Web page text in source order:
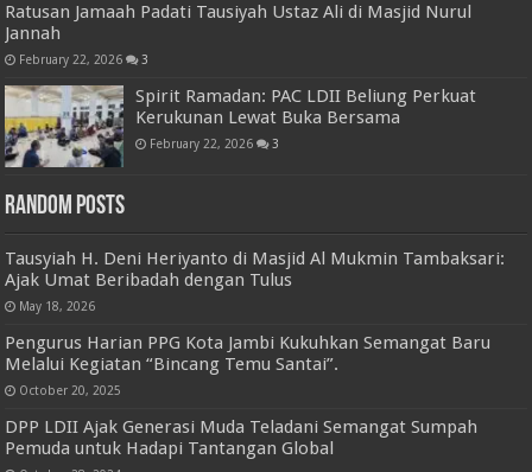
Ratusan Jamaah Padati Tausiyah Ustaz Ali di Masjid Nurul
Jannah
February 22, 2026 3
Spirit Ramadan: PAC LDII Beliung Perkuat
Kerukunan Lewat Buka Bersama
February 22, 2026 3
Random Posts
Tausyiah H. Deni Heriyanto di Masjid Al Mukmin Tambaksari:
Ajak Umat Beribadah dengan Tulus
May 18, 2026
Pengurus Harian PPG Kota Jambi Kukuhkan Semangat Baru
Melalui Kegiatan “Bincang Temu Santai”.
October 20, 2025
DPP LDII Ajak Generasi Muda Teladani Semangat Sumpah
Pemuda untuk Hadapi Tantangan Global